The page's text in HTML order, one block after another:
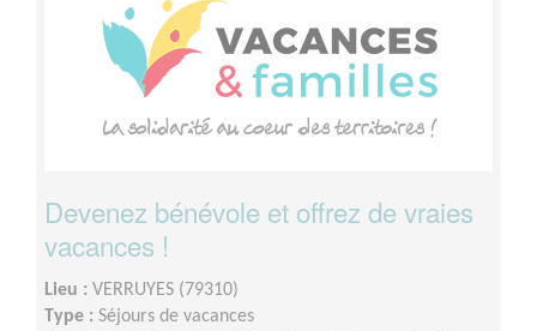
Devenez bénévole et offrez de vraies
vacances !
Lieu : VERRUYES (79310)
Type : Séjours de vacances